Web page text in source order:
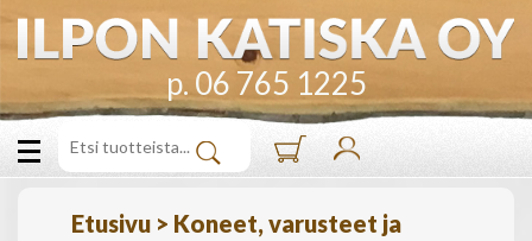
p. 06 765 1225
Etusivu > Koneet, varusteet ja